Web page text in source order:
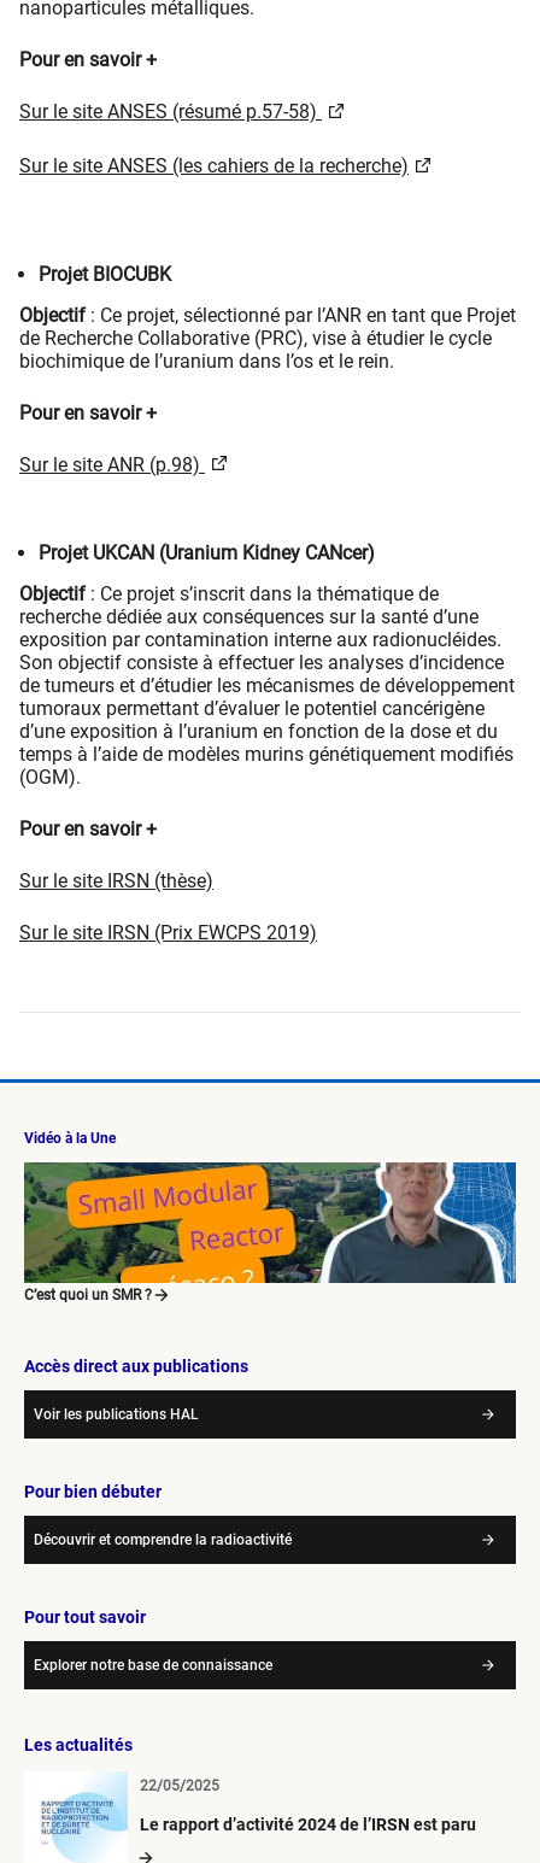
nanoparticules métalliques.
Pour en savoir +
Sur le site ANSES (résumé p.57-58)​ ​
Sur le site ANSES (les cahiers de la recherche)
Projet BIOCUBK
Objectif : Ce projet, sélectionné par l’ANR en tant que Projet
de Recherche Collaborative (PRC), vise à étudier le cycle
biochimique de l’uranium dans l’os et le rein.
Pour en savoir +
Sur le site ANR (p.98)​ ​
Projet UKCAN (Uranium Kidney CANcer)
Objectif : Ce projet s’inscrit dans la thématique de
recherche dédiée aux conséquences sur la santé d’une
exposition par contamination interne aux radionucléides.
Son objectif consiste à effectuer les analyses d’incidence
de tumeurs et d’étudier les mécanismes de développement
tumoraux permettant d’évaluer le potentiel cancérigène
d’une exposition à l’uranium en fonction de la dose et du
temps à l’aide de modèles murins génétiquement modifiés
(OGM).
Pour en savoir +
Sur le site IRSN (thèse)​
Sur le site IRSN (Prix EWCPS 2019)
Vidéo à la Une
C’est quoi un SMR ?
Accès direct aux publications
Voir les publications HAL
Pour bien débuter
Découvrir et comprendre la radioactivité
Pour tout savoir
Explorer notre base de connaissance
Les actualités
Le rapport d’activité 2024 de l’IRSN est paru
22/05/2025